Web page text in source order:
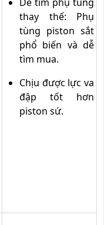
thay thế: Phụ
tùng piston sắt
phổ biến và dễ
tìm mua.
Chịu được lực va
đập tốt hơn
piston sứ.